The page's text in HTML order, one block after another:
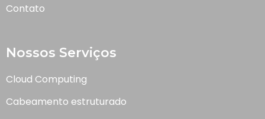
Contato
Nossos Serviços
Cloud Computing
Cabeamento estruturado